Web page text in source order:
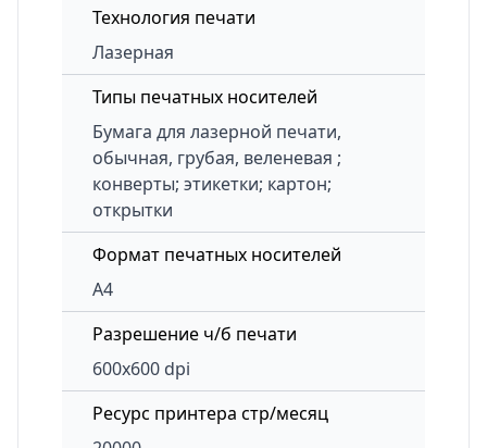
Технология печати
Лазерная
Типы печатных носителей
Бумага для лазерной печати,
обычная, грубая, веленевая ;
конверты; этикетки; картон;
открытки
Формат печатных носителей
A4
Разрешение ч/б печати
600x600 dpi
Ресурс принтера стр/месяц